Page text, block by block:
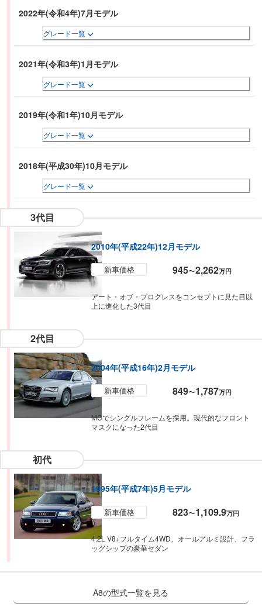
2022年(令和4年)7月モデル
グレード一覧
2021年(令和3年)1月モデル
グレード一覧
2019年(令和1年)10月モデル
グレード一覧
2018年(平成30年)10月モデル
グレード一覧
3代目
2010年(平成22年)12月モデル
新車価格 945〜2,262万円
アート・オブ・プログレスをコンセプトに見た目以
上に進化した3代目
2代目
2004年(平成16年)2月モデル
新車価格 849〜1,787万円
MCでシングルフレームを採用。現代的なフロント
マスクになった2代目
初代
1995年(平成7年)5月モデル
新車価格 823〜1,109.9万円
4.2L V8+フルタイム4WD、オールアルミ設計、フラ
ッグシップの豪華セダン
A8の型式一覧を見る